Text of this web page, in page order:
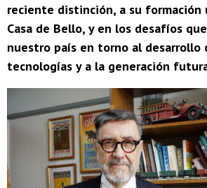
reciente distinción, a su formación
Casa de Bello, y en los desafíos
nuestro país en torno al desarrollo
tecnologías y a la generación